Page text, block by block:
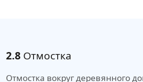
2.8 Отмостка
Отмостка вокруг деревянного